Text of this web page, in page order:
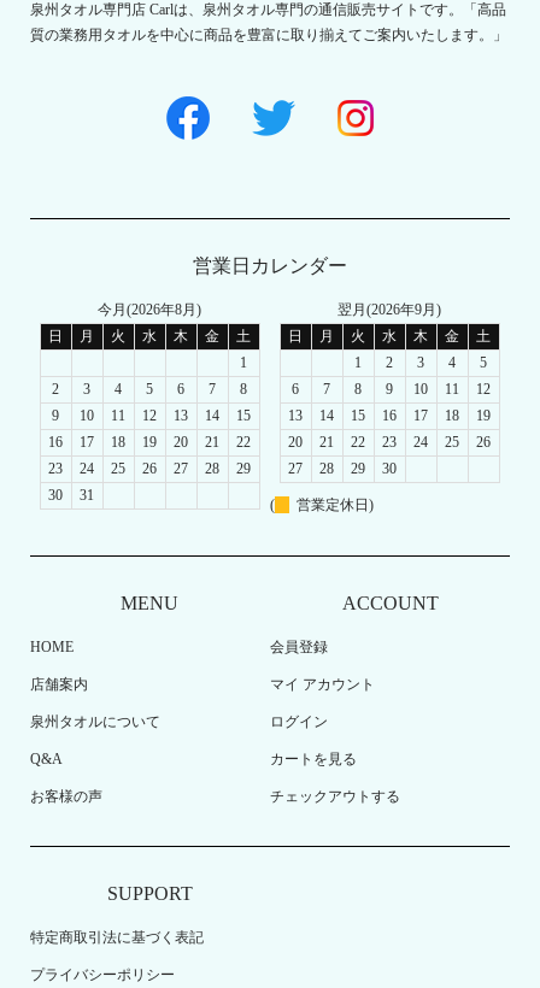
泉州タオル専門店 Carlは、泉州タオル専門の通信販売サイトです。「高品
質の業務用タオルを中心に商品を豊富に取り揃えてご案内いたします。」
営業日カレンダー
今月(2026年8月)
日
月 火 水 木 金
土
1
2
3 4 5 6 7
8
9
10 11 12 13 14
15
16
17 18 19 20 21
22
23
24 25 26 27 28
29
30
31
翌月(2026年9月)
日
月 火 水 木 金
土
1
2 3 4
5
6
7 8 9 10 11
12
13
14 15 16 17 18
19
20
21 22 23 24 25
26
27
28 29 30
( 営業定休日)
MENU
HOME
店舗案内
泉州タオルについて
Q&A
お客様の声
ACCOUNT
会員登録
マイ アカウント
ログイン
カートを見る
チェックアウトする
SUPPORT
特定商取引法に基づく表記
プライバシーポリシー